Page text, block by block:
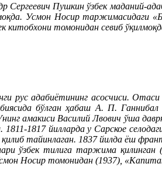
Сергеевич Пушкин ўзбек маданий-
Усмон Носир таржимасидаги
китобхони томонидан севиб
рус адабиётининг асосчиси.
бўлган ҳабаш А. П.
амакиси Василий Лвович ўша
1811-1817 йилларда у Сарское
тайинлаган. 1837 йилда ёш
ўзбек тилига таржима
Носир томонидан (1937),